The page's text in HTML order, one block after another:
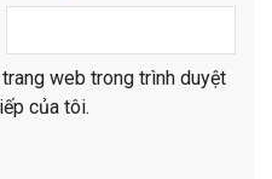
web trong trình duyệt
của tôi.